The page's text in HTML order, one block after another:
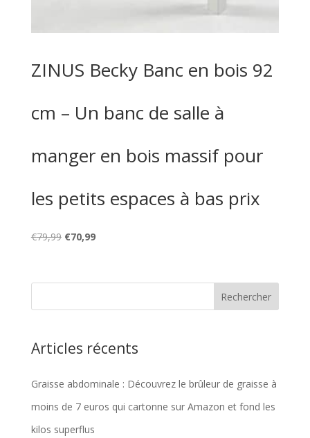
ZINUS Becky Banc en bois 92
cm – Un banc de salle à
manger en bois massif pour
les petits espaces à bas prix
€79,99 Le
était :
€70,99Le
est :
Articles récents
Graisse abdominale : Découvrez le brûleur de graisse à
moins de 7 euros qui cartonne sur Amazon et fond les
kilos superflus